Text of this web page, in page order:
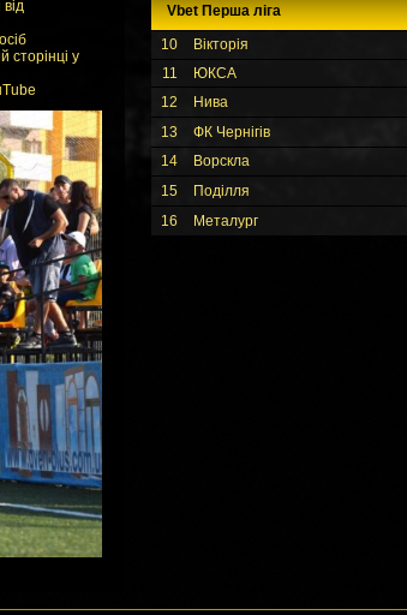
сторінці у
Vbet Перша ліга
10
Вікторія
11
ЮКСА
12
Нива
13
ФК Чернігів
14
Ворскла
15
Поділля
16
Металург